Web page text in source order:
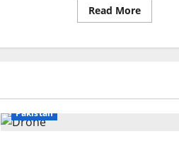
Read MoreRead
more
آباد
Pakistan